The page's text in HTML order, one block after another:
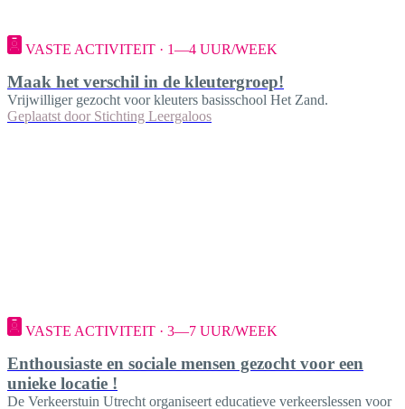
VASTE ACTIVITEIT · 1—4 UUR/WEEK
Maak het verschil in de kleutergroep!
Vrijwilliger gezocht voor kleuters basisschool Het Zand.
Geplaatst door Stichting Leergaloos
VASTE ACTIVITEIT · 3—7 UUR/WEEK
Enthousiaste en sociale mensen gezocht voor een
unieke locatie !
De Verkeerstuin Utrecht organiseert educatieve verkeerslessen voor